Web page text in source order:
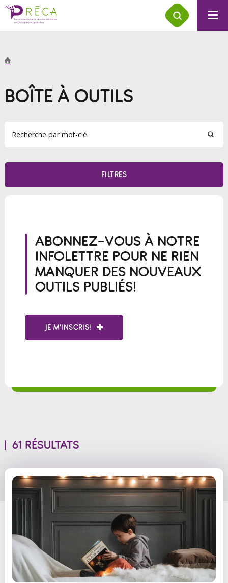
BOÎTE À OUTILS
FILTRES
ABONNEZ-VOUS À NOTRE
INFOLETTRE POUR NE RIEN
MANQUER DES NOUVEAUX
OUTILS PUBLIÉS!
JE M'INSCRIS!
61 RÉSULTATS